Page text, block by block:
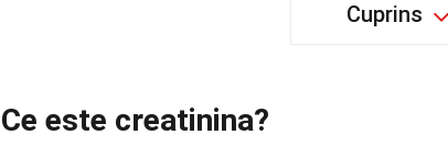
Cuprins
Ce este creatinina?